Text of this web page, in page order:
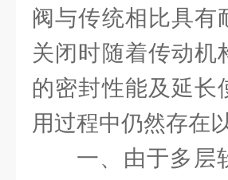
阀与传统相比具有
关闭时随着传动机
的密封性能及延长
用过程中仍然存在
一、由于多层